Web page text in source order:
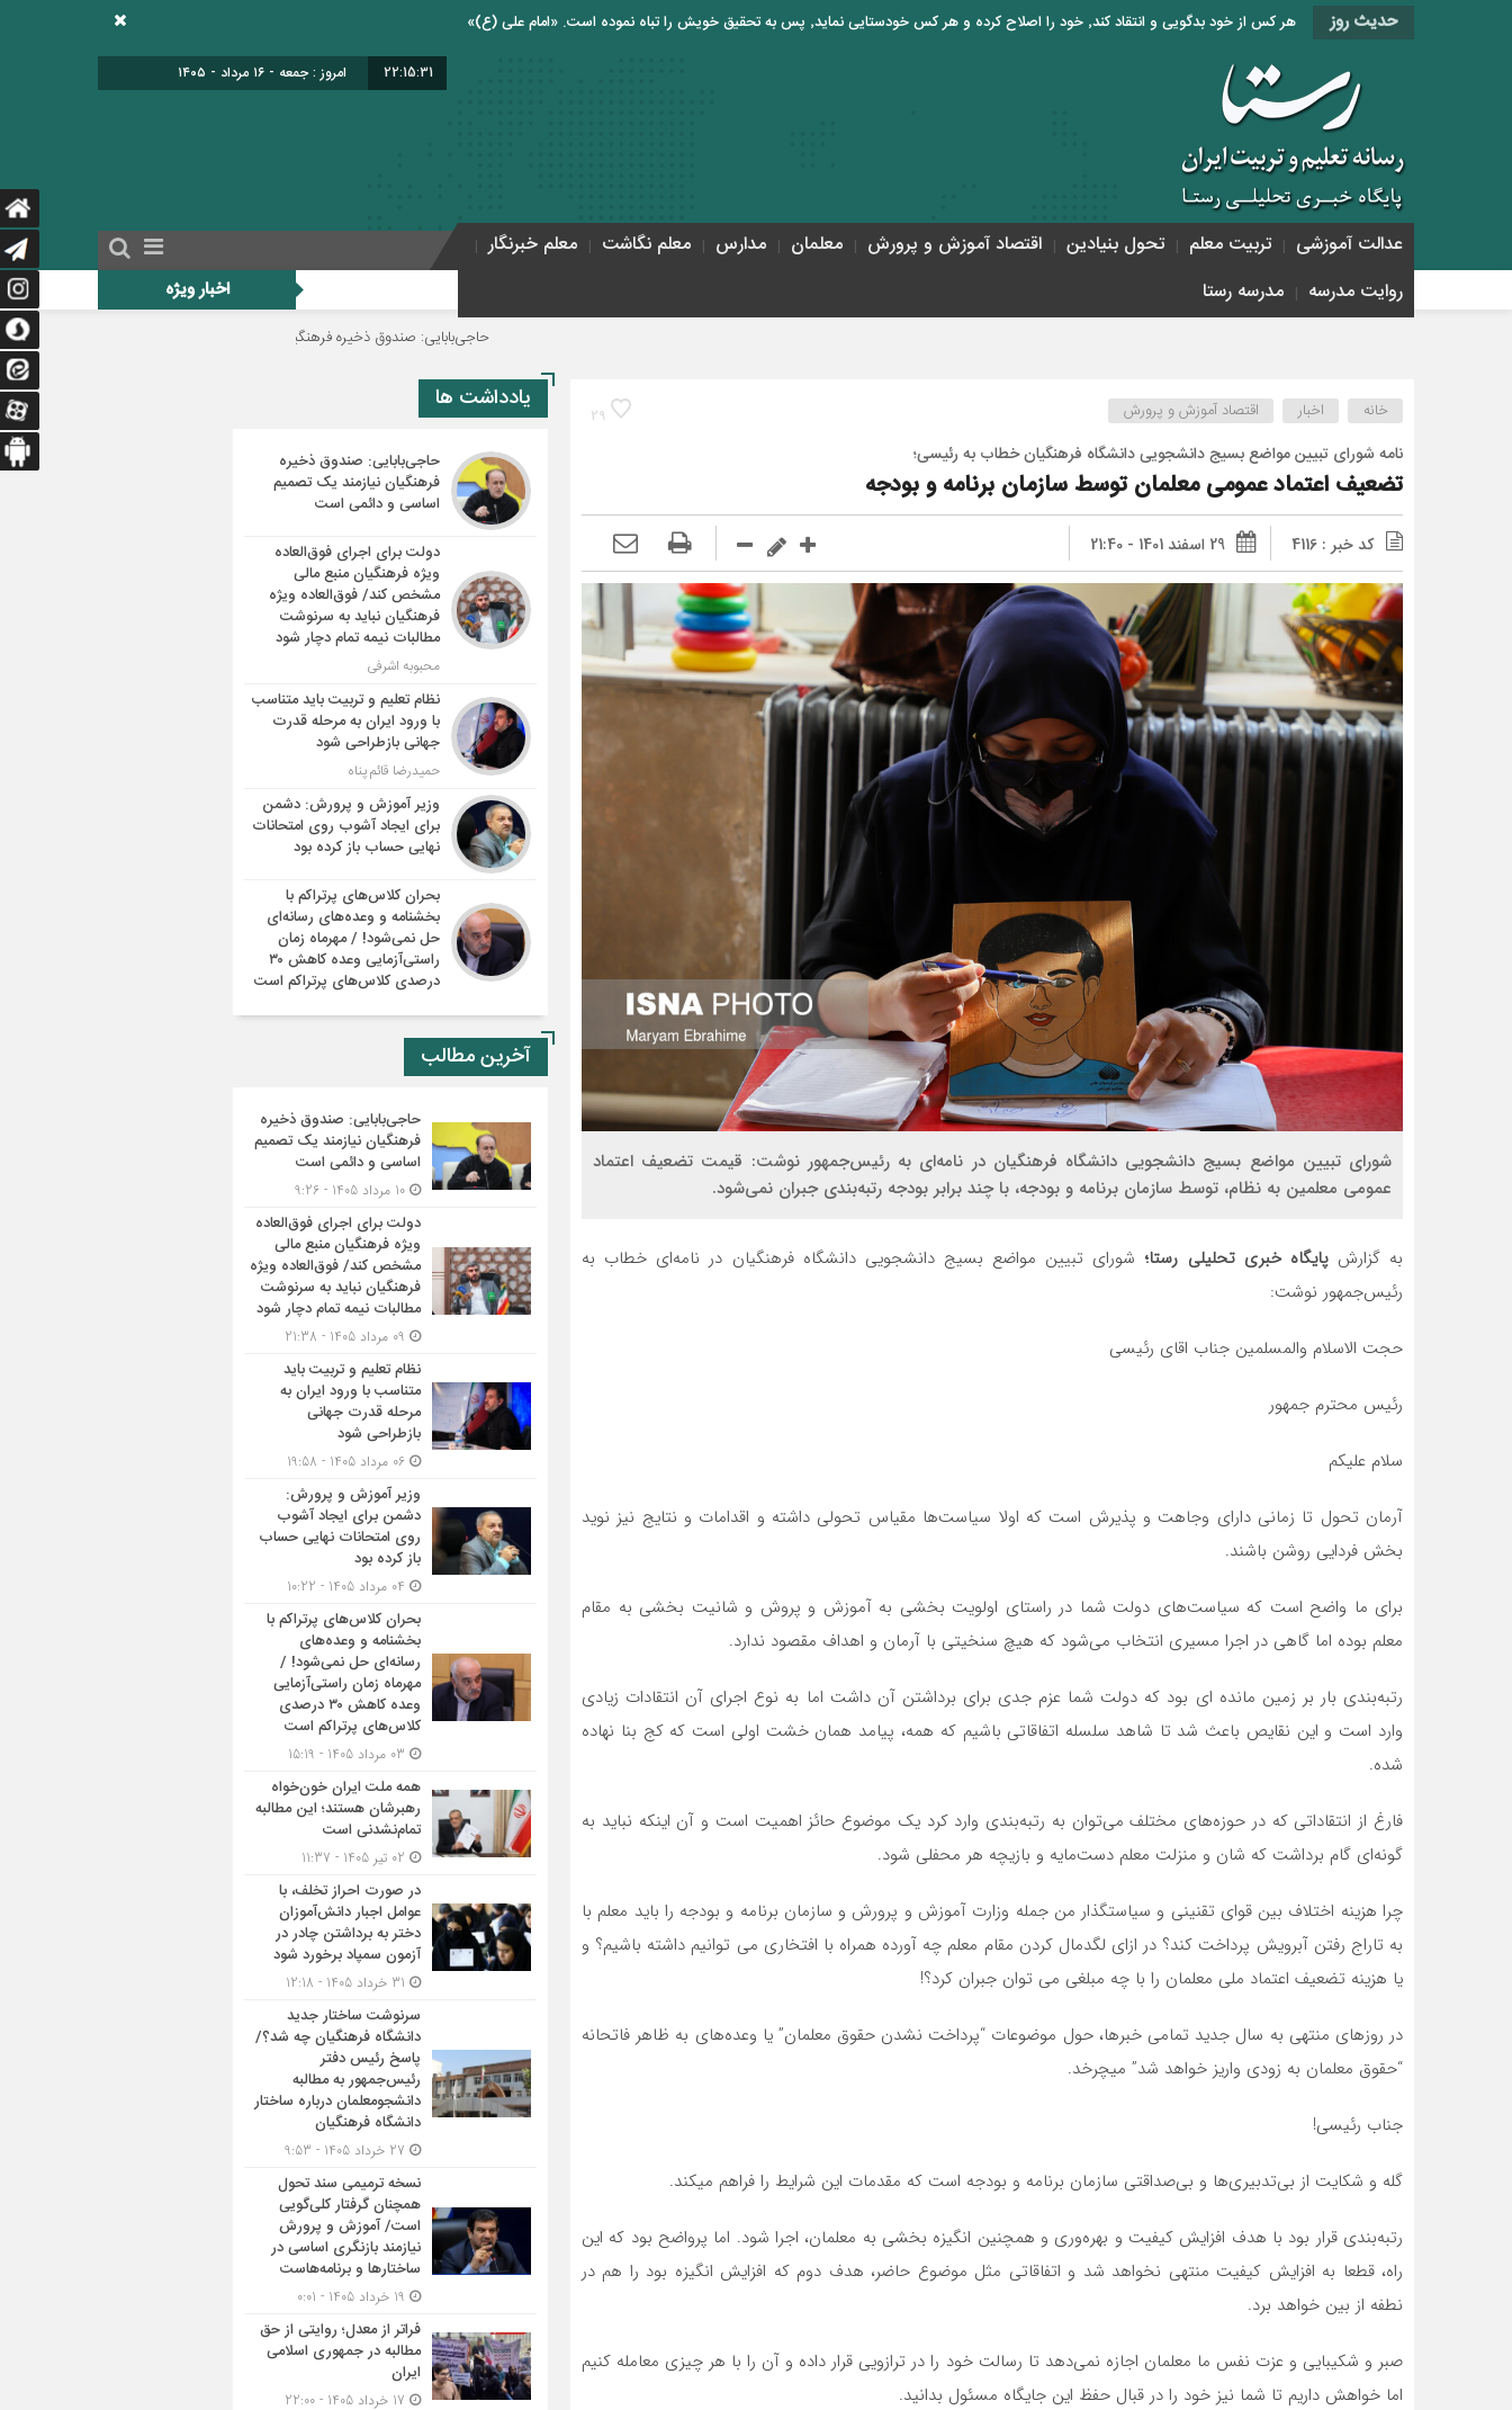
حدیث روز هر کس از خود بدگویی و انتقاد کند٬ خود را اصلاح کرده و هر کس خودستایی نماید٬ پس به تحقیق خویش را تباه نموده است. «امام علی (ع)»
22:15:33 امروز : جمعه - ۱۶ مرداد - ۱۴۰۵
عدالت آموزشی تربیت معلم تحول بنیادین اقتصاد آموزش و پرورش معلمان مدارس معلم نگاشت
معلم خبرنگار
روایت مدرسه
مدرسه رستا اخبار ویژه
حاجی‌بابایی: صندوق ذخیره فرهنگیان نیازمند یک تصمیم اساسی و دائمی است دولت برای اجرای
29 خانه اخبار اقتصاد آموزش و پرورش
نامه شورای تبیین مواضع بسیج دانشجویی دانشگاه فرهنگیان خطاب به رئیسی؛
تضعیف اعتماد عمومی معلمان توسط سازمان برنامه و بودجه
کد خبر : 4116 29 اسفند 1401 - 21:40
شورای تبیین مواضع بسیج دانشجویی دانشگاه فرهنگیان در نامه‌ای به رئیس‌جمهور نوشت: قیمت تضعیف اعتماد
عمومی معلمین به نظام، توسط سازمان برنامه و بودجه، با چند برابر بودجه رتبه‌بندی جبران نمی‌شود.
به گزارشپایگاه خبری تحلیلی رستا؛ شورای تبیین مواضع بسیج دانشجویی دانشگاه فرهنگیان در نامه‌ای خطاب به
رئیس‌جمهور نوشت:
حجت الاسلام والمسلمین جناب اقای رئیسی
رئیس محترم جمهور
سلام علیکم
آرمان تحول تا زمانی دارای وجاهت و پذیرش است که اولا سیاست‌ها مقیاس تحولی داشته و اقدامات و نتایج نیز نوید
بخش فردایی روشن باشند.
برای ما واضح است که سیاست‌های دولت شما در راستای اولویت بخشی به آموزش و پروش و شانیت بخشی به مقام
معلم بوده اما گاهی در اجرا مسیری انتخاب می‌شود که هیچ سنخیتی با آرمان و اهداف مقصود ندارد.
رتبه‌بندی بار بر زمین مانده ای بود که دولت شما عزم جدی برای برداشتن آن داشت اما به نوع اجرای آن انتقادات زیادی
وارد است و این نقایص باعث شد تا شاهد سلسله اتفاقاتی باشیم که همه، پیامد همان خشت اولی است که کج بنا نهاده
شده.
فارغ از انتقاداتی که در حوزه‌های مختلف می‌توان به رتبه‌بندی وارد کرد یک موضوع حائز اهمیت است و آن اینکه نباید به
گونه‌ای گام برداشت که شان و منزلت معلم دست‌مایه و بازیچه هر محفلی شود.
چرا هزینه اختلاف بین قوای تقنینی و سیاستگذار من جمله وزارت آموزش و پرورش و سازمان برنامه و بودجه را باید معلم با
به تاراج رفتن آبرویش پرداخت کند؟ در ازای لگدمال کردن مقام معلم چه آورده همراه با افتخاری می توانیم داشته باشیم؟ و
یا هزینه تضعیف اعتماد ملی معلمان را با چه مبلغی می توان جبران کرد؟!
در روزهای منتهی به سال جدید تمامی خبرها، حول موضوعات “پرداخت نشدن حقوق معلمان” یا وعده‌های به ظاهر فاتحانه
“حقوق معلمان به زودی واریز خواهد شد” میچرخد.
جناب رئیسی!
گله و شکایت از بی‌تدبیری‌ها و بی‌صداقتی سازمان برنامه و بودجه است که مقدمات این شرایط را فراهم میکند.
رتبه‌بندی قرار بود با هدف افزایش کیفیت و بهره‌وری و همچنین انگیزه بخشی به معلمان، اجرا شود. اما پرواضح بود که این
راه، قطعا به افزایش کیفیت منتهی نخواهد شد و اتفاقاتی مثل موضوع حاضر، هدف دوم که افزایش انگیزه بود را هم در
نطفه از بین خواهد برد.
صبر و شکیبایی و عزت نفس ما معلمان اجازه نمی‌دهد تا رسالت خود را در ترازویی قرار داده و آن را با هر چیزی معامله کنیم
اما خواهش داریم تا شما نیز خود را در قبال حفظ این جایگاه مسئول بدانید.
یادداشت ها
حاجی‌بابایی: صندوق ذخیره
فرهنگیان نیازمند یک تصمیم
اساسی و دائمی است
دولت برای اجرای فوق‌العاده
ویژه فرهنگیان منبع مالی
مشخص کند/ فوق‌العاده ویژه
فرهنگیان نباید به سرنوشت
مطالبات نیمه‌ تمام دچار شود
محبوبه اشرفی
نظام تعلیم و تربیت باید متناسب
با ورود ایران به مرحله قدرت
جهانی بازطراحی شود
حمیدرضا قائم پناه
وزیر آموزش و پرورش: دشمن
برای ایجاد آشوب روی امتحانات
نهایی حساب باز کرده بود
بحران کلاس‌های پرتراکم با
بخشنامه و وعده‌های رسانه‌ای
حل نمی‌شود! / مهرماه زمان
راستی‌آزمایی وعده کاهش ۳۰
درصدی کلاس‌های پرتراکم است
آخرین مطالب
حاجی‌بابایی: صندوق ذخیره
فرهنگیان نیازمند یک تصمیم
اساسی و دائمی است
دولت برای اجرای فوق‌العاده
ویژه فرهنگیان منبع مالی
مشخص کند/ فوق‌العاده ویژه
فرهنگیان نباید به سرنوشت
مطالبات نیمه‌ تمام دچار شود
نظام تعلیم و تربیت باید
متناسب با ورود ایران به
مرحله قدرت جهانی
بازطراحی شود
وزیر آموزش و پرورش:
دشمن برای ایجاد آشوب
روی امتحانات نهایی حساب
باز کرده بود
بحران کلاس‌های پرتراکم با
بخشنامه و وعده‌های
رسانه‌ای حل نمی‌شود! /
مهرماه زمان راستی‌آزمایی
وعده کاهش ۳۰ درصدی
کلاس‌های پرتراکم است
همه ملت ایران خون‌خواه
رهبرشان هستند؛ این مطالبه
تمام‌نشدنی است
در صورت احراز تخلف، با
عوامل اجبار دانش‌آموزان
دختر به برداشتن چادر در
آزمون سمپاد برخورد شود
سرنوشت ساختار جدید
دانشگاه فرهنگیان چه شد؟/
پاسخ رئیس دفتر
رئیس‌جمهور به مطالبه
دانشجومعلمان درباره ساختار
دانشگاه فرهنگیان
نسخه ترمیمی سند تحول
همچنان گرفتار کلی‌گویی
است/ آموزش و پرورش
نیازمند بازنگری اساسی در
ساختارها و برنامه‌هاست
فراتر از معدل؛ روایتی از حق
مطالبه در جمهوری اسلامی
ایران